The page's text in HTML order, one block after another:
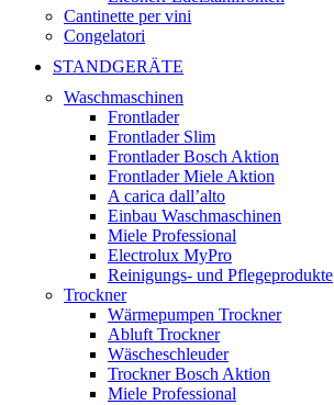
Cantinette per vini
Congelatori
STANDGERÄTE
Waschmaschinen
Frontlader
Frontlader Slim
Frontlader Bosch Aktion
Frontlader Miele Aktion
A carica dall’alto
Einbau Waschmaschinen
Miele Professional
Electrolux MyPro
Reinigungs- und Pflegeprodukte
Trockner
Wärmepumpen Trockner
Abluft Trockner
Wäscheschleuder
Trockner Bosch Aktion
Miele Professional